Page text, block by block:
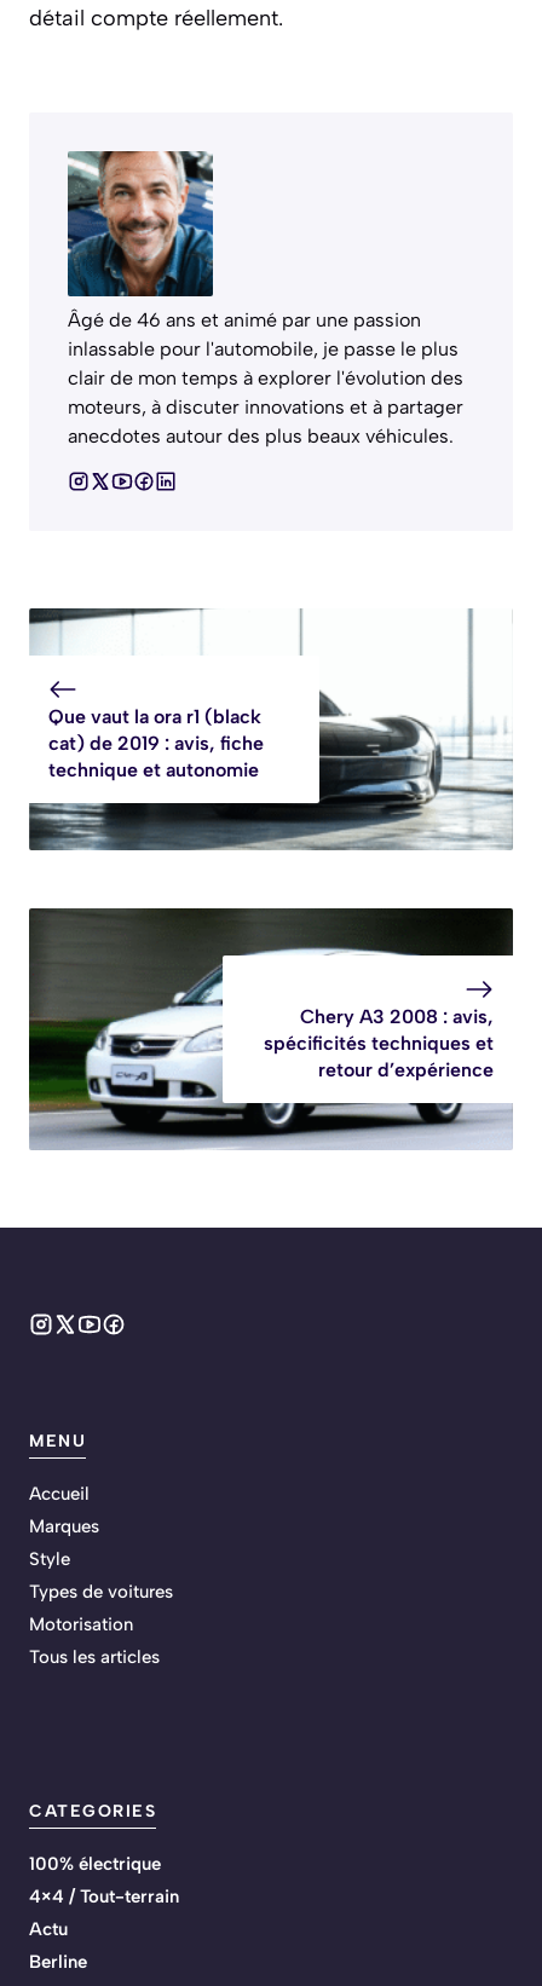
détail compte réellement.
Âgé de 46 ans et animé par une passion
inlassable pour l'automobile, je passe le plus
clair de mon temps à explorer l'évolution des
moteurs, à discuter innovations et à partager
anecdotes autour des plus beaux véhicules.
Que vaut la ora r1 (black
cat) de 2019 : avis, fiche
technique et autonomie
Chery A3 2008 : avis,
spécificités techniques et
retour d’expérience
MENU
Accueil
Marques
Style
Types de voitures
Motorisation
Tous les articles
CATEGORIES
100% électrique
4×4 / Tout-terrain
Actu
Berline